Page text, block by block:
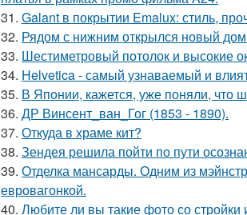
31. Galant в покрытии Emalux: стиль,
32. Рядом с нижним открылся новый дом
33. Шестиметровый потолок и высокие
34. Helvetica - самый узнаваемый и
35. В Японии, кажется, уже поняли, что
36. ДР Винсент_ван_Гог (1853 - 1890).
37. Откуда в храме кит?
38. Зендея решила пойти по пути
39. Отделка мансарды. Одним из
евровагонкой.
40. Любите ли вы такие фото со